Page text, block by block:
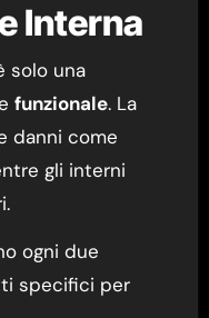
Interna
solo una
funzionale. La
danni come
gli interni
ogni due
specifici per